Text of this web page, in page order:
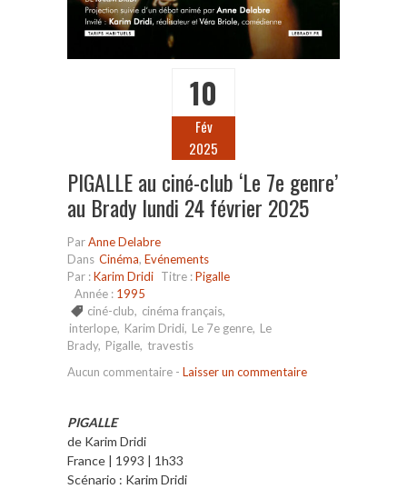
10
Fév
2025
PIGALLE au ciné-club ‘Le 7e genre’
au Brady lundi 24 février 2025
ParAnne Delabre
Dans Cinéma, Evénements
Par :Karim Dridi Titre :Pigalle
Année : 1995
ciné-club, cinéma français,
interlope, Karim Dridi, Le 7e genre, Le
Brady, Pigalle, travestis
Aucun commentaire - Laisser un commentaire
PIGALLE
de Karim Dridi
France | 1993 | 1h33
Scénario : Karim Dridi